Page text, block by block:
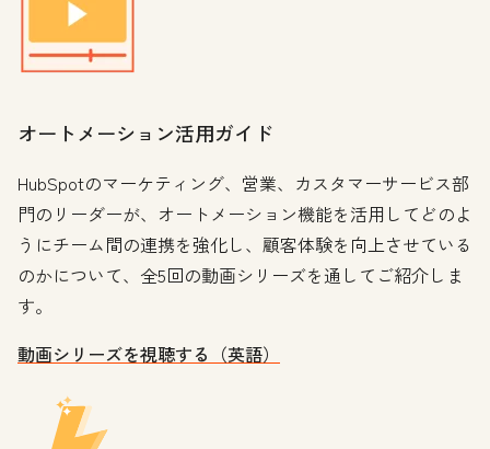
オートメーション活用ガイド
HubSpotのマーケティング、営業、カスタマーサービス部
門のリーダーが、オートメーション機能を活用してどのよ
うにチーム間の連携を強化し、顧客体験を向上させている
のかについて、全5回の動画シリーズを通してご紹介しま
す。
動画シリーズを視聴する（英語）